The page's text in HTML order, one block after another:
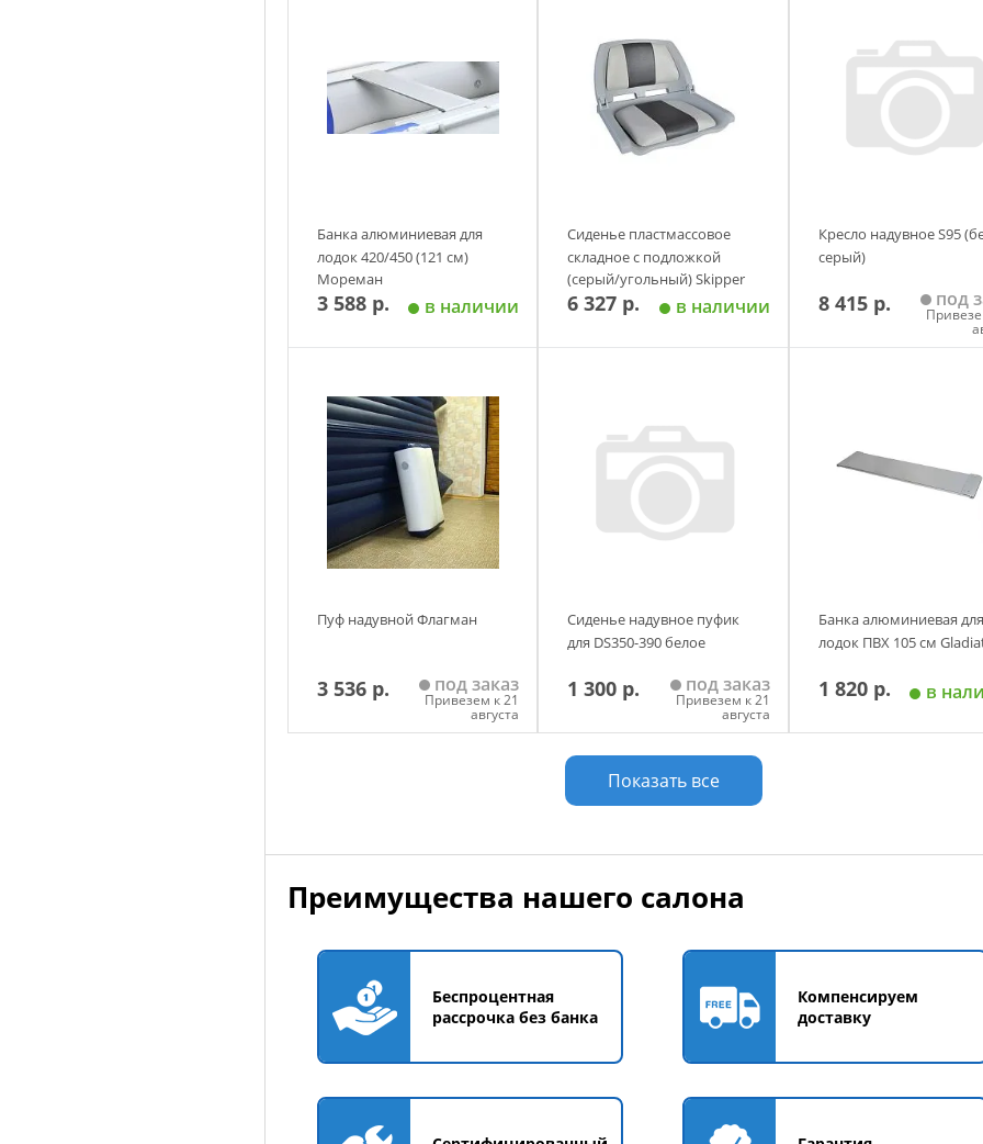
Банка алюминиевая для
лодок 420/450 (121 см)
Мореман
3 588 р. в наличии
Сиденье пластмассовое
складное с подложкой
(серый/угольный) Skipper
6 327 р. в наличии
Кресло надувное S95
серый)
8 415 р. под
Пуф надувной Флагман
3 536 р. под заказ
Привезем к 21
августа
Сиденье надувное пуфик
для DS350-390 белое
1 300 р. под заказ
Привезем к 21
августа
Добавить в корзину
Банка алюминиевая для
лодок ПВХ 105 см
1 820 р. в
Показать все
Преимущества нашего салона
Беспроцентная
рассрочка без банка
Компенсируем
доставку